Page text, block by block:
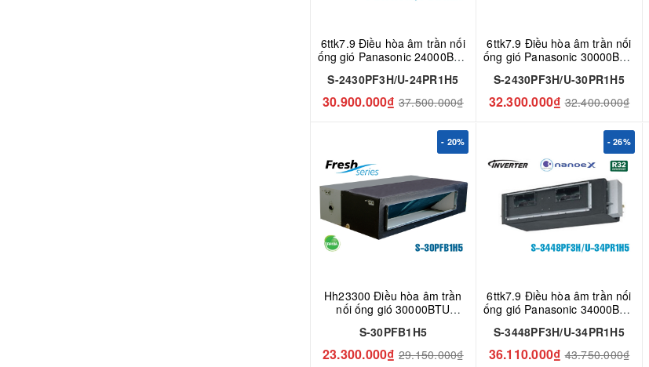
6ttk7.9 Điều hòa âm trần nối
ống gió Panasonic 24000BTU
S-2430PF3H/U-24PR1H5
30.900.000₫ 37.500.000₫
6ttk7.9 Điều hòa âm trần nối
ống gió Panasonic 30000BTU
S-2430PF3H/U-30PR1H5
32.300.000₫ 32.400.000₫
- 20%
Hh23300 Điều hòa âm trần
nối ống gió 30000BTU
S-30PFB1H5
23.300.000₫ 29.150.000₫
- 26%
6ttk7.9 Điều hòa âm trần nối
ống gió Panasonic 34000BTU
S-3448PF3H/U-34PR1H5
36.110.000₫ 43.750.000₫